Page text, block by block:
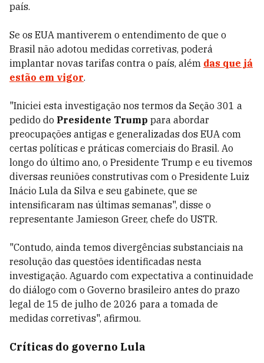
país.
Se os EUA mantiverem o entendimento de que o
Brasil não adotou medidas corretivas, poderá
implantar novas tarifas contra o país, além das que já
estão em vigor.
"Iniciei esta investigação nos termos da Seção 301 a
pedido do Presidente Trump para abordar
preocupações antigas e generalizadas dos EUA com
certas políticas e práticas comerciais do Brasil. Ao
longo do último ano, o Presidente Trump e eu tivemos
diversas reuniões construtivas com o Presidente Luiz
Inácio Lula da Silva e seu gabinete, que se
intensificaram nas últimas semanas", disse o
representante Jamieson Greer, chefe do USTR.
"Contudo, ainda temos divergências substanciais na
resolução das questões identificadas nesta
investigação. Aguardo com expectativa a continuidade
do diálogo com o Governo brasileiro antes do prazo
legal de 15 de julho de 2026 para a tomada de
medidas corretivas", afirmou.
Críticas do governo Lula